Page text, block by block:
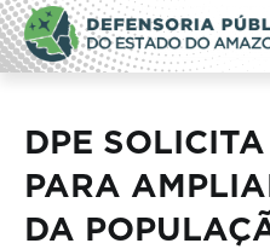
Pular
para
o
conteúdo
Defensoria
Amazonas
DPE
PARA
DA